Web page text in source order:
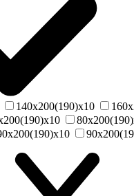
140х200(190)х10